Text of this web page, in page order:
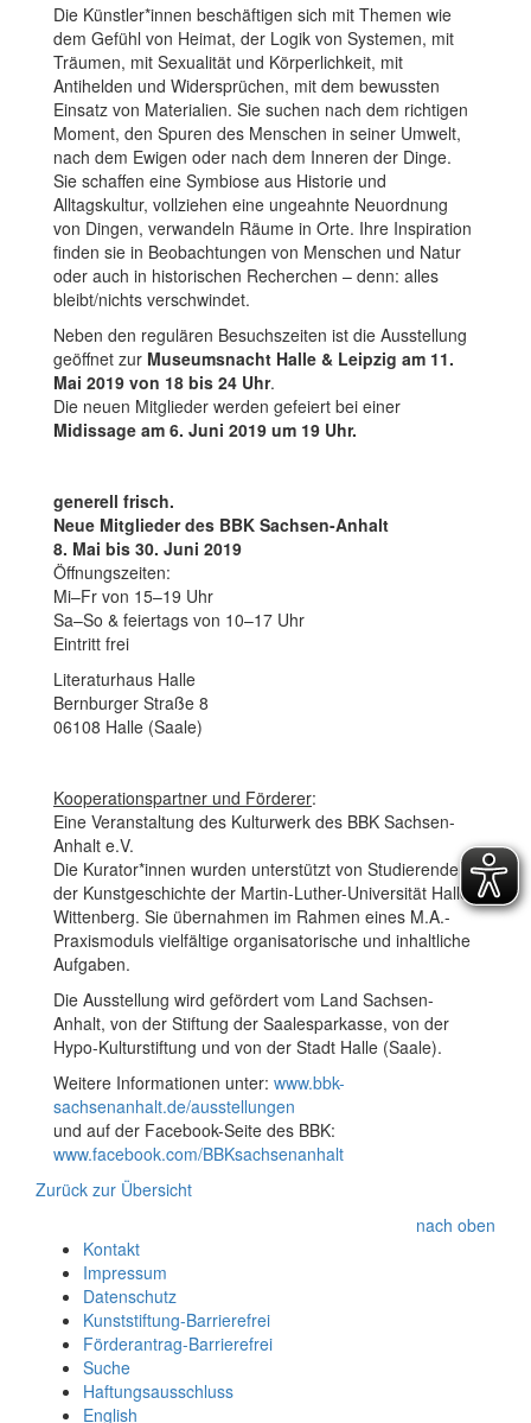
Die Künstler*innen beschäftigen sich mit Themen wie
dem Gefühl von Heimat, der Logik von Systemen, mit
Träumen, mit Sexualität und Körperlichkeit, mit
Antihelden und Widersprüchen, mit dem bewussten
Einsatz von Materialien. Sie suchen nach dem richtigen
Moment, den Spuren des Menschen in seiner Umwelt,
nach dem Ewigen oder nach dem Inneren der Dinge.
Sie schaffen eine Symbiose aus Historie und
Alltagskultur, vollziehen eine ungeahnte Neuordnung
von Dingen, verwandeln Räume in Orte. Ihre Inspiration
finden sie in Beobachtungen von Menschen und Natur
oder auch in historischen Recherchen – denn: alles
bleibt/nichts verschwindet.
Neben den regulären Besuchszeiten ist die Ausstellung
geöffnet zur Museumsnacht Halle & Leipzig am 11.
Mai 2019 von 18 bis 24 Uhr.
Die neuen Mitglieder werden gefeiert bei einer
Midissage am 6. Juni 2019 um 19 Uhr.
generell frisch.
Neue Mitglieder des BBK Sachsen-Anhalt
8. Mai bis 30. Juni 2019
Öffnungszeiten:
Mi–Fr von 15–19 Uhr
Sa–So & feiertags von 10–17 Uhr
Eintritt frei
Literaturhaus Halle
Bernburger Straße 8
06108 Halle (Saale)
Kooperationspartner und Förderer:
Eine Veranstaltung des Kulturwerk des BBK Sachsen-
Anhalt e.V.
Die Kurator*innen wurden unterstützt von Studierenden
der Kunstgeschichte der Martin-Luther-Universität Halle-
Wittenberg. Sie übernahmen im Rahmen eines M.A.-
Praxismoduls vielfältige organisatorische und inhaltliche
Aufgaben.
Die Ausstellung wird gefördert vom Land Sachsen-
Anhalt, von der Stiftung der Saalesparkasse, von der
Hypo-Kulturstiftung und von der Stadt Halle (Saale).
Weitere Informationen unter: www.bbk-
sachsenanhalt.de/ausstellungen
und auf der Facebook-Seite des BBK:
www.facebook.com/BBKsachsenanhalt
Zurück zur Übersicht
nach oben
Kontakt
Impressum
Datenschutz
Kunststiftung-Barrierefrei
Förderantrag-Barrierefrei
Suche
Haftungsausschluss
English